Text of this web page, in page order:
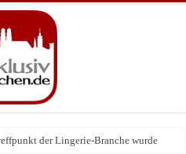
der Lingerie-Branche wurde
die rollenden Kunstwerke bis heute